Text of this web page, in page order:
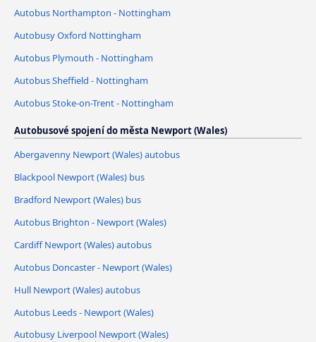
Autobus Northampton - Nottingham
Autobusy Oxford Nottingham
Autobus Plymouth - Nottingham
Autobus Sheffield - Nottingham
Autobus Stoke-on-Trent - Nottingham
Autobusové spojení do města Newport (Wales)
Abergavenny Newport (Wales) autobus
Blackpool Newport (Wales) bus
Bradford Newport (Wales) bus
Autobus Brighton - Newport (Wales)
Cardiff Newport (Wales) autobus
Autobus Doncaster - Newport (Wales)
Hull Newport (Wales) autobus
Autobus Leeds - Newport (Wales)
Autobusy Liverpool Newport (Wales)